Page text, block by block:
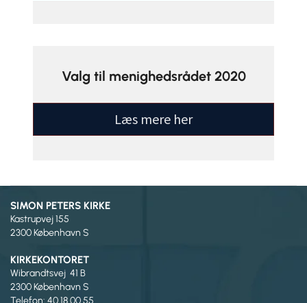
Valg til menighedsrådet 2020
Læs mere her
SIMON PETERS KIRKE
Kastrupvej 155
2300 København S
KIRKEKONTORET
Wibrandtsvej 41 B
2300 København S
Telefon: 40 18 00 55